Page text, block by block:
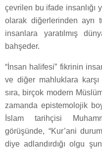
çevrilen bu ifade insanlığı
olarak diğerlerinden ayrı
insanlara yaratılmış
bahşeder.
“İnsan halifesi” fikrinin
ve diğer mahluklara
sıra, birçok modern
zamanda epistemolojik
İslam tarihçisi
görüşünde, “Kur’ani
diye adlandırdığı olgu